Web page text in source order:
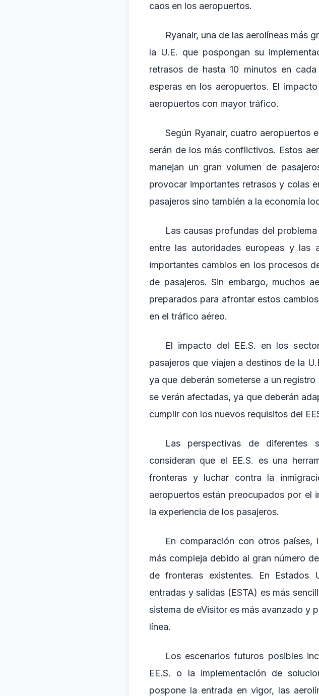
caos en los aeropuertos.
Ryanair, una de las aerolíneas más
la U.E. que pospongan su
retrasos de hasta 10 minutos en
esperas en los aeropuertos. El
aeropuertos con mayor tráfico.
Según Ryanair, cuatro aeropuertos
serán de los más conflictivos. Estos
manejan un gran volumen de
provocar importantes retrasos y colas
pasajeros sino también a la economía
Las causas profundas del
entre las autoridades europeas y las
importantes cambios en los procesos
de pasajeros. Sin embargo, muchos
preparados para afrontar estos
en el tráfico aéreo.
El impacto del EE.S. en los
pasajeros que viajen a destinos de la
ya que deberán someterse a un
se verán afectadas, ya que deberán
cumplir con los nuevos requisitos del
Las perspectivas de diferentes
consideran que el EE.S. es una
fronteras y luchar contra la
aeropuertos están preocupados por el
la experiencia de los pasajeros.
En comparación con otros países,
más compleja debido al gran número
de fronteras existentes. En
entradas y salidas (ESTA) es más
sistema de eVisitor es más avanzado y
línea.
Los escenarios futuros posibles
EE.S. o la implementación de
pospone la entrada en vigor, las